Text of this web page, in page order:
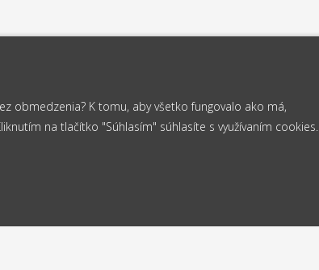
obmedzenia? K tomu, aby všetko fungovalo ako má,
na tlačítko "Súhlasím" súhlasíte s využívaním cookies.